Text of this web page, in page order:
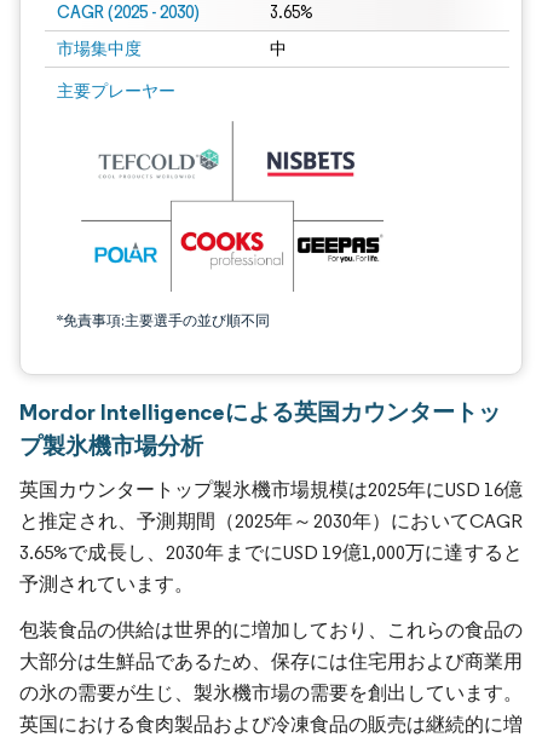
CAGR (2025 - 2030) 3.65%
市場集中度 中
主要プレーヤー
*免責事項:主要選手の並び順不同
Mordor Intelligenceによる英国カウンタートッ
プ製氷機市場分析
英国カウンタートップ製氷機市場規模は2025年にUSD 16億
と推定され、予測期間（2025年～2030年）においてCAGR
3.65%で成長し、2030年までにUSD 19億1,000万に達すると
予測されています。
包装食品の供給は世界的に増加しており、これらの食品の
大部分は生鮮品であるため、保存には住宅用および商業用
の氷の需要が生じ、製氷機市場の需要を創出しています。
英国における食肉製品および冷凍食品の販売は継続的に増